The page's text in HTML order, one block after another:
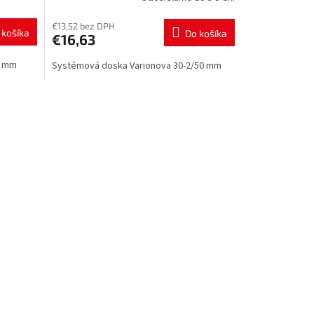
košíka
€13,52 bez DPH
€16,63 Do košíka
Systémová doska Varionova 30-2/50 mm